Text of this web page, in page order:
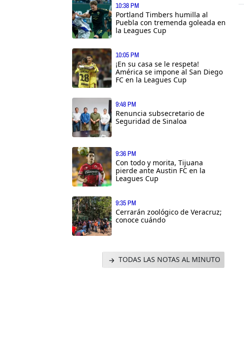
10:38 PM
Portland Timbers humilla al
Puebla con tremenda goleada en
la Leagues Cup
10:05 PM
¡En su casa se le respeta!
América se impone al San Diego
FC en la Leagues Cup
9:48 PM
Renuncia subsecretario de
Seguridad de Sinaloa
9:36 PM
Con todo y morita, Tijuana
pierde ante Austin FC en la
Leagues Cup
9:35 PM
Cerrarán zoológico de Veracruz;
conoce cuándo
TODAS LAS NOTAS AL MINUTO